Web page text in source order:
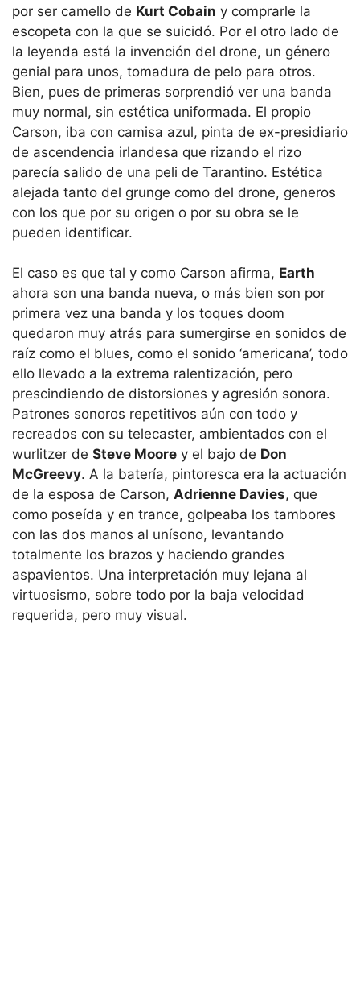
por ser camello de Kurt Cobain y comprarle la
escopeta con la que se suicidó. Por el otro lado de
la leyenda está la invención del drone, un género
genial para unos, tomadura de pelo para otros.
Bien, pues de primeras sorprendió ver una banda
muy normal, sin estética uniformada. El propio
Carson, iba con camisa azul, pinta de ex-presidiario
de ascendencia irlandesa que rizando el rizo
parecía salido de una peli de Tarantino. Estética
alejada tanto del grunge como del drone, generos
con los que por su origen o por su obra se le
pueden identificar.
El caso es que tal y como Carson afirma, Earth
ahora son una banda nueva, o más bien son por
primera vez una banda y los toques doom
quedaron muy atrás para sumergirse en sonidos de
raíz como el blues, como el sonido ‘americana’, todo
ello llevado a la extrema ralentización, pero
prescindiendo de distorsiones y agresión sonora.
Patrones sonoros repetitivos aún con todo y
recreados con su telecaster, ambientados con el
wurlitzer de Steve Moore y el bajo de Don
McGreevy. A la batería, pintoresca era la actuación
de la esposa de Carson, Adrienne Davies, que
como poseída y en trance, golpeaba los tambores
con las dos manos al unísono, levantando
totalmente los brazos y haciendo grandes
aspavientos. Una interpretación muy lejana al
virtuosismo, sobre todo por la baja velocidad
requerida, pero muy visual.